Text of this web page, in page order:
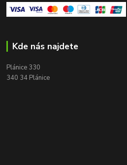
Kde nás najdete
Plánice 330
340 34 Plánice